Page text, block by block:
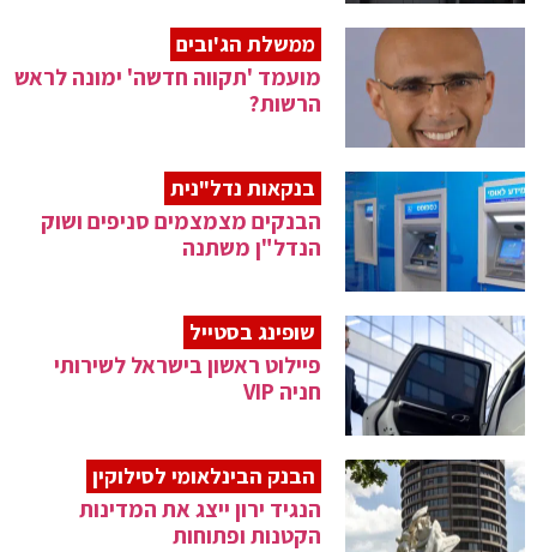
ממשלת הג'ובים
מועמד 'תקווה חדשה' ימונה לראש
הרשות?
בנקאות נדל"נית
הבנקים מצמצמים סניפים ושוק
הנדל"ן משתנה
שופינג בסטייל
פיילוט ראשון בישראל לשירותי
חניה VIP
הבנק הבינלאומי לסילוקין
הנגיד ירון ייצג את המדינות
הקטנות ופתוחות